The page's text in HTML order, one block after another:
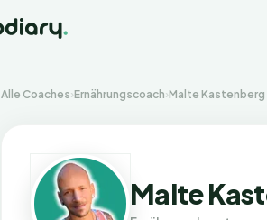
Alle Coaches›Ernährungscoach›Malte Kastenberg
Malte